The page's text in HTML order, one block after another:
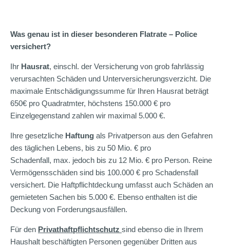
Was genau ist in dieser besonderen Flatrate – Police
versichert?
Ihr Hausrat, einschl. der Versicherung von grob fahrlässig
verursachten Schäden und Unterversicherungsverzicht. Die
maximale Entschädigungssumme für Ihren Hausrat beträgt
650€ pro Quadratmter, höchstens 150.000 € pro
Einzelgegenstand zahlen wir maximal 5.000 €.
Ihre gesetzliche Haftung als Privatperson aus den Gefahren
des täglichen Lebens, bis zu 50 Mio. € pro
Schadenfall, max. jedoch bis zu 12 Mio. € pro Person. Reine
Vermögensschäden sind bis 100.000 € pro Schadensfall
versichert. Die Haftpflichtdeckung umfasst auch Schäden an
gemieteten Sachen bis 5.000 €. Ebenso enthalten ist die
Deckung von Forderungsausfällen.
Für den Privathaftpflichtschutz sind ebenso die in Ihrem
Haushalt beschäftigten Personen gegenüber Dritten aus